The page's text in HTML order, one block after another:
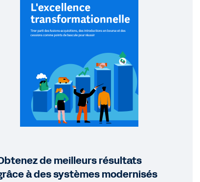
de meilleurs résultats
à des systèmes modernisés